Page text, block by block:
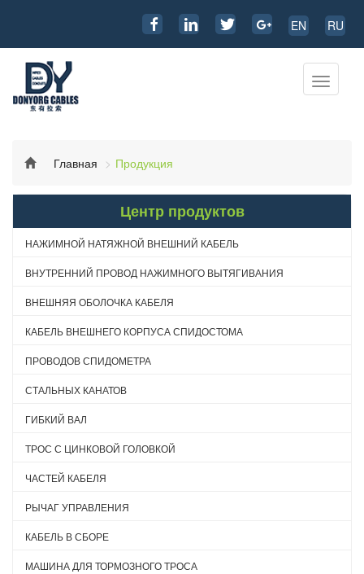
EN RU
Главная
Продукция
Центр продуктов
НАЖИМНОЙ НАТЯЖНОЙ ВНЕШНИЙ КАБЕЛЬ
ВНУТРЕННИЙ ПРОВОД НАЖИМНОГО ВЫТЯГИВАНИЯ
ВНЕШНЯЯ ОБОЛОЧКА КАБЕЛЯ
КАБЕЛЬ ВНЕШНЕГО КОРПУСА СПИДОСТОМА
ПРОВОДОВ СПИДОМЕТРА
СТАЛЬНЫХ КАНАТОВ
ГИБКИЙ ВАЛ
ТРОС С ЦИНКОВОЙ ГОЛОВКОЙ
ЧАСТЕЙ КАБЕЛЯ
РЫЧАГ УПРАВЛЕНИЯ
КАБЕЛЬ В СБОРЕ
МАШИНА ДЛЯ ТОРМОЗНОГО ТРОСА